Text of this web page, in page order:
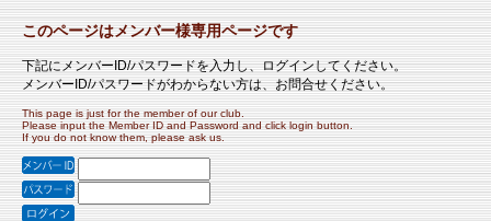
このページはメンバー様専用ページです
下記にメンバーID/パスワードを入力し、ログインしてください。
メンバーID/パスワードがわからない方は、お問合せください。
This page is just for the member of our club.
Please input the Member ID and Password and click login button.
If you do not know them, please ask us.